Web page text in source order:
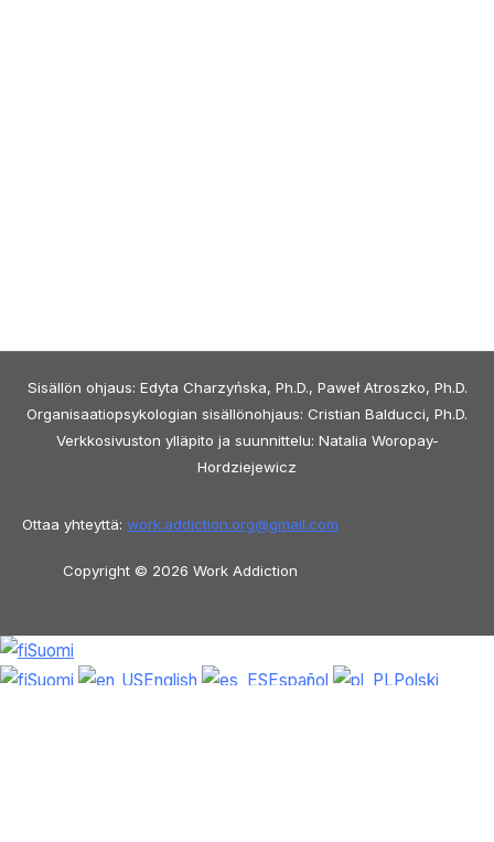
Sisällön ohjaus: Edyta Charzyńska, Ph.D., Paweł Atroszko, Ph.D.
Organisaatiopsykologian sisällönohjaus: Cristian Balducci, Ph.D.
Verkkosivuston ylläpito ja suunnittelu: Natalia Woropay-
Hordziejewicz
Ottaa yhteyttä: work.addiction.org@gmail.com
Copyright © 2026 Work Addiction
Suomi
Suomi
English Español
Polski